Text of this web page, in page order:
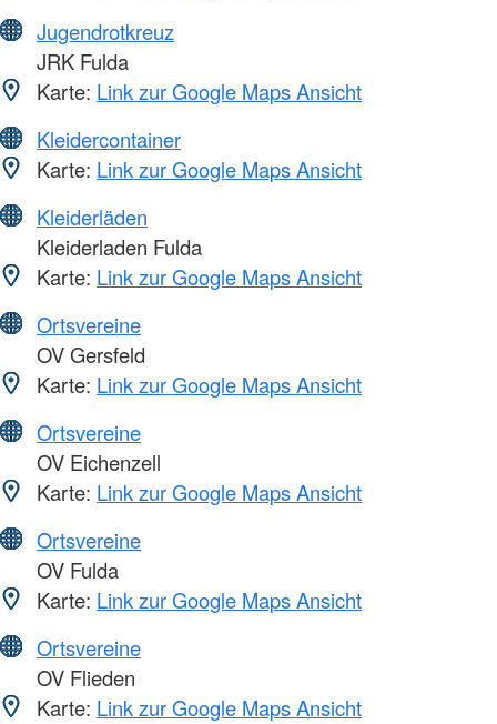
Jugendrotkreuz
JRK Fulda
Karte: Link zur Google Maps Ansicht
Kleidercontainer
Karte: Link zur Google Maps Ansicht
Kleiderläden
Kleiderladen Fulda
Karte: Link zur Google Maps Ansicht
Ortsvereine
OV Gersfeld
Karte: Link zur Google Maps Ansicht
Ortsvereine
OV Eichenzell
Karte: Link zur Google Maps Ansicht
Ortsvereine
OV Fulda
Karte: Link zur Google Maps Ansicht
Ortsvereine
OV Flieden
Karte: Link zur Google Maps Ansicht